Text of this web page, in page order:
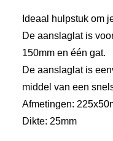
Ideaal hulpstuk om
De aanslaglat is
150mm en één gat.
De aanslaglat is
middel van een
Afmetingen:
Dikte: 25mm